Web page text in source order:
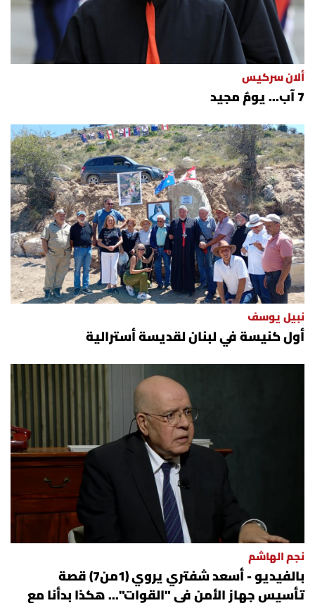
ألان سركيس
7 آب... يومٌ مجيد
نبيل يوسف
أول كنيسة في لبنان لقديسة أسترالية
نجم الهاشم
بالفيديو - أسعد شفتري يروي (1من7) قصة
تأسيس جهاز الأمن في "القوات"... هكذا بدأنا مع